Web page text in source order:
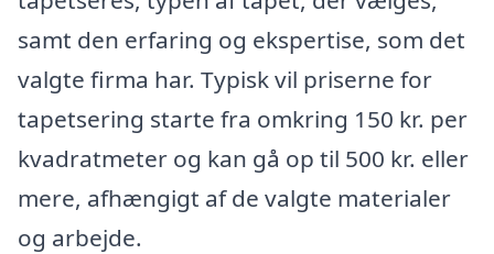
samt den erfaring og ekspertise, som det
valgte firma har. Typisk vil priserne for
tapetsering starte fra omkring 150 kr. per
kvadratmeter og kan gå op til 500 kr. eller
mere, afhængigt af de valgte materialer
og arbejde.